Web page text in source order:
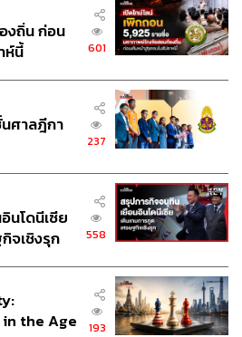
งถิ่น ก่อน
ห์นี้
601
ศาลฎีกา
237
นโดนีเซีย
จเชิงรุก
558
the Age
193